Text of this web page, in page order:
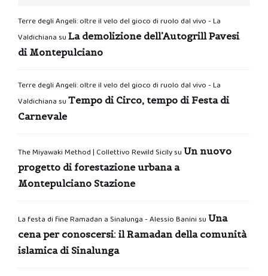
Terre degli Angeli: oltre il velo del gioco di ruolo dal vivo - La
Valdichiana su La demolizione dell’Autogrill Pavesi
di Montepulciano
Terre degli Angeli: oltre il velo del gioco di ruolo dal vivo - La
Valdichiana su Tempo di Circo, tempo di Festa di
Carnevale
The Miyawaki Method | Collettivo Rewild Sicilysu Un nuovo
progetto di forestazione urbana a
Montepulciano Stazione
La festa di fine Ramadan a Sinalunga - Alessio Banini su Una
cena per conoscersi: il Ramadan della comunità
islamica di Sinalunga